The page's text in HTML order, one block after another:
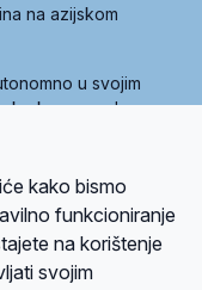
na azijskom
u svojim
krovne udruge
(World Family of
članica, među
kako bismo
funkcioniranje
na korištenje
svojim